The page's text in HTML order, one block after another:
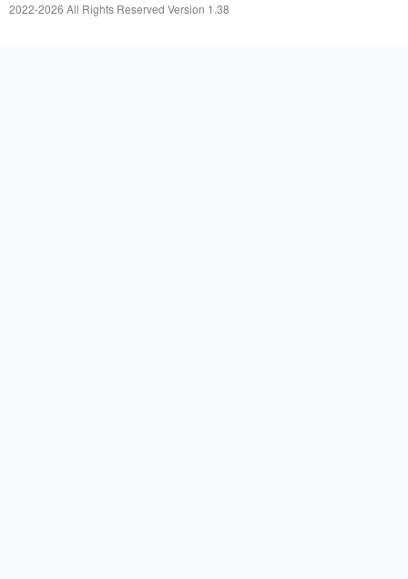
2022-2026 All Rights Reserved Version 1.38